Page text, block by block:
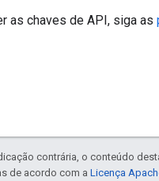
as chaves de API, siga as
contrária, o conteúdo
de acordo com a Licença